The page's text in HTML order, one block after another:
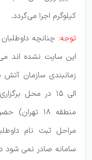
کیلوگرم اجرا می‌گردد.
توجه: چنانچه
این سایت نشده اند
الی ۱۵ در محل
منطقه ۱۸
مراحل ثبت نام
سامانه صادر نمی شود